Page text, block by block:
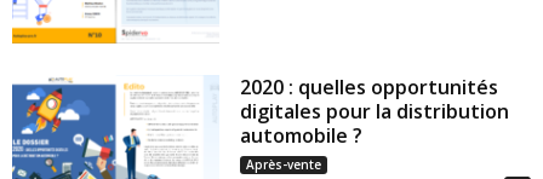
2020 : quelles opportunités
digitales pour la distribution
automobile ?
Après-vente